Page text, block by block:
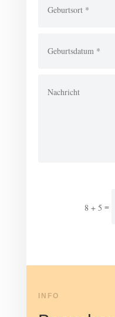
8 + 5 =
INFO